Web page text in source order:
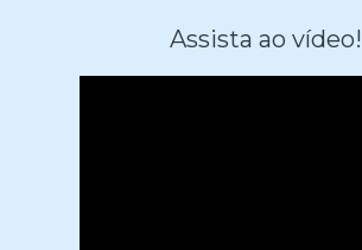
Assista ao vídeo!